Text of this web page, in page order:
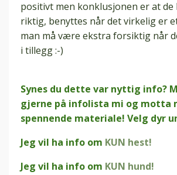
positivt men konklusjonen er at de
riktig, benyttes når det virkelig er
man må være ekstra forsiktig når
i tillegg :-)
Synes du dette var nyttig info?
gjerne på infolista mi og motta
spennende materiale! Velg dyr
Jeg vil ha info om KUN hest!
Jeg vil ha info om KUN hund!